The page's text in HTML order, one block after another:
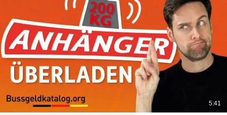
5:41